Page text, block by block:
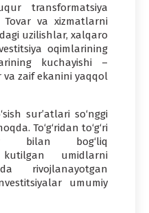
transformatsiya
Tovar va xizmatlarni
uzilishlar, xalqaro
oqimlarining
kuchayishi –
zaif ekanini yaqqol
sur’atlari so‘nggi
To‘g‘ridan to‘g‘ri
bilan bog‘liq
umidlarni
rivojlanayotgan
umumiy